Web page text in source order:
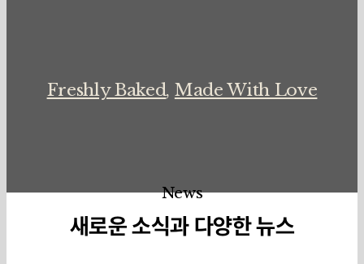
Freshly Baked, Made With Love
News
새로운 소식과 다양한 뉴스